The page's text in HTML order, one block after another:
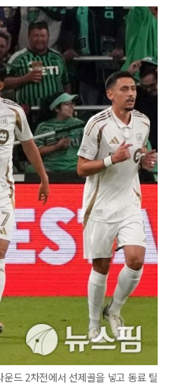
드 2차전에서 선제골을 넣고 동료 틸